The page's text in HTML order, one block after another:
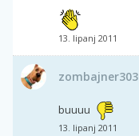
13. lipanj 2011
buuuu
13. lipanj 2011